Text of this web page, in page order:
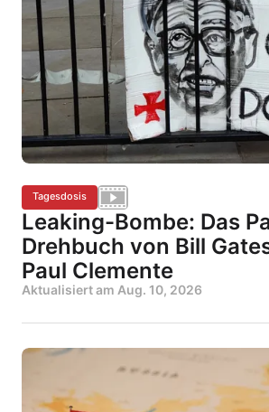
Tagesdosis
Leaking-Bombe: Das
Drehbuch von Bill
Paul Clemente
Aktualisiert am Aug. 10, 2026